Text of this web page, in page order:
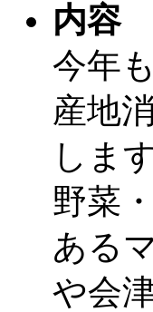
「み
de 健
「皆
～」
「 み
de 健
内容
今年
産地
しま
野菜
ある
や会